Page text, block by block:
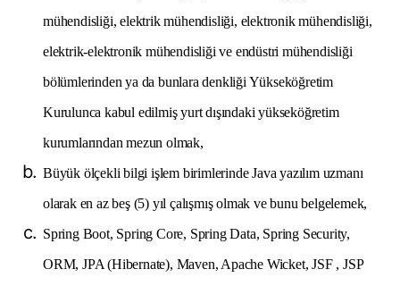
mühendisliği, elektrik mühendisliği, elektronik mühendisliği,
elektrik-elektronik mühendisliği ve endüstri mühendisliği
bölümlerinden ya da bunlara denkliği Yükseköğretim
Kurulunca kabul edilmiş yurt dışındaki yükseköğretim
kurumlarından mezun olmak,
Büyük ölçekli bilgi işlem birimlerinde Java yazılım uzmanı
olarak en az beş (5) yıl çalışmış olmak ve bunu belgelemek,
Spring Boot, Spring Core, Spring Data, Spring Security,
ORM, JPA (Hibernate), Maven, Apache Wicket, JSF , JSP